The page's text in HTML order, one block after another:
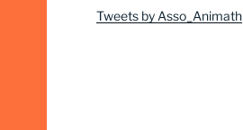
Tweets by Asso_Animath